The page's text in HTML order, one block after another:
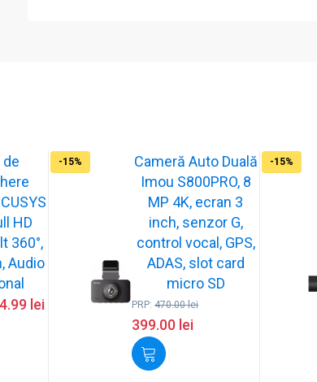
de
HD
360°,
Audio
lei
-15%
Cameră Auto Duală
Imou S800PRO, 8
MP 4K, ecran 3
inch, senzor G,
control vocal, GPS,
ADAS, slot card
micro SD
PRP:470.00lei
399.00 lei
-15%